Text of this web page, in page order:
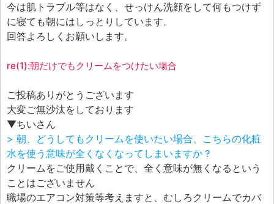
今は肌トラブル等はなく、せっけん洗顔をして何もつけず
に寝ても朝にはしっとりしています。
回答よろしくお願いします。
re(1):朝だけでもクリームをつけたい場合
ご投稿ありがとうございます
大変ご無沙汰をしております
▼ちいさん
> 朝、どうしてもクリームを使いたい場合、こちらの化粧
水を使う意味が全くなくなってしまいますか？
クリームをご使用戴くことで、全く意味が無くなるという
ことはございません
職場のエアコン対策等考えますと、むしろクリームでカバ